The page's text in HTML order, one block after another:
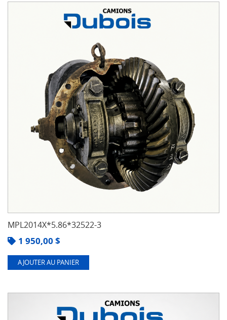
MPL2014X*5.86*32522-3
1 950,00 $
AJOUTER AU PANIER